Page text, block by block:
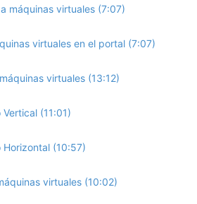
máquinas virtuales (7:07)
virtuales en el portal (7:07)
virtuales (13:12)
(11:01)
Horizontal (10:57)
virtuales (10:02)